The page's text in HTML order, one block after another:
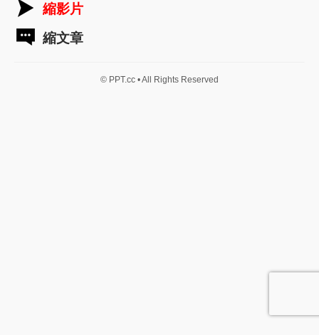
縮影片
縮文章
© PPT.cc • All Rights Reserved